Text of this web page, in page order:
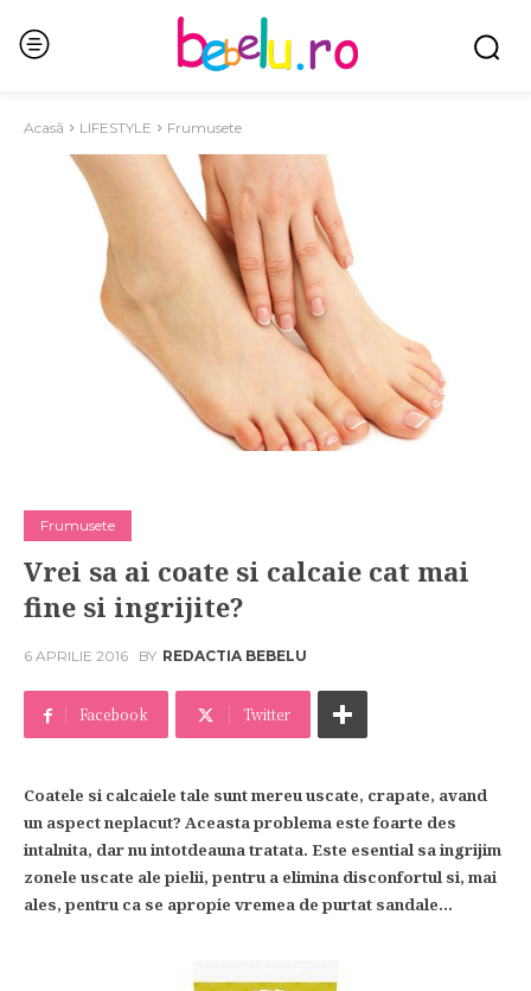
Acasă LIFESTYLE Frumusete
Frumusete
Vrei sa ai coate si calcaie cat mai
fine si ingrijite?
6 APRILIE 2016 BY REDACTIA BEBELU
Facebook Twitter
Coatele si calcaiele tale sunt mereu uscate, crapate, avand
un aspect neplacut? Aceasta problema este foarte des
intalnita, dar nu intotdeauna tratata. Este esential sa ingrijim
zonele uscate ale pielii, pentru a elimina disconfortul si, mai
ales, pentru ca se apropie vremea de purtat sandale…